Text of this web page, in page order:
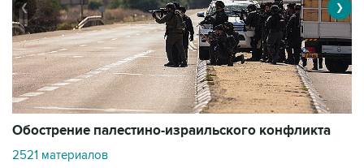
Обострение палестино-израильского конфликта
2521 материалов
❮ ❯